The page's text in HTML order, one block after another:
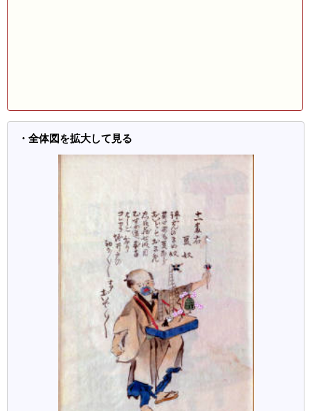
・全体図を拡大して見る